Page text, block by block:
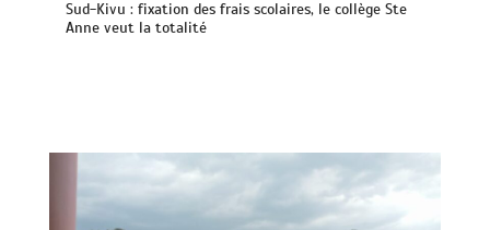
Sud-Kivu : fixation des frais scolaires, le collège Ste
Anne veut la totalité